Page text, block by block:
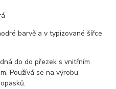
barvě a v typizované šířce
do do přezek s vnitřním
Používá se na výrobu